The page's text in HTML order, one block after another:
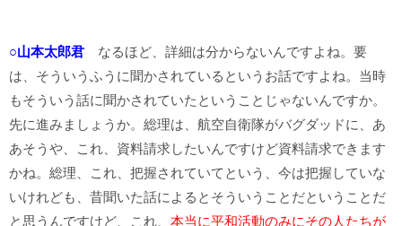
○山本太郎君 なるほど、詳細は分からないんですよね。要
は、そういうふうに聞かされているというお話ですよね。当時
もそういう話に聞かされていたということじゃないんですか。
先に進みましょうか。総理は、航空自衛隊がバグダッドに、あ
あそうや、これ、資料請求したいんですけど資料請求できます
かね。総理、これ、把握されていてという、今は把握していな
いけれども、昔聞いた話によるとそういうことだということだ
と思うんですけど、これ、 本当に平和活動のみにその人たちが